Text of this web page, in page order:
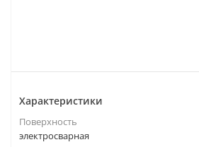
Характеристики
Поверхность
электросварная